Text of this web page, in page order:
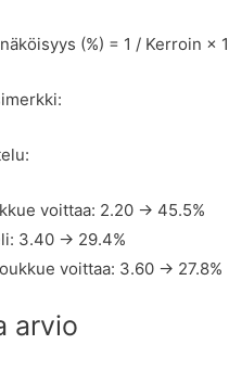
(%) = 1 / Kerroin ×
voittaa: 2.20 → 45.5%
3.40 → 29.4%
voittaa: 3.60 → 27.8%
arvio